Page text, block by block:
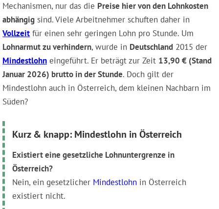
Mechanismen, nur das die Preise hier von den Lohnkosten
abhängig sind. Viele Arbeitnehmer schuften daher in
Vollzeit für einen sehr geringen Lohn pro Stunde. Um
Lohnarmut zu verhindern, wurde in Deutschland 2015 der
Mindestlohn eingeführt. Er beträgt zur Zeit 13,90 € (Stand
Januar 2026) brutto in der Stunde. Doch gilt der
Mindestlohn auch in Österreich, dem kleinen Nachbarn im
Süden?
Kurz & knapp: Mindestlohn in Österreich
Existiert eine gesetzliche Lohnuntergrenze in
Österreich?
Nein, ein gesetzlicher Mindestlohn in Österreich
existiert nicht.